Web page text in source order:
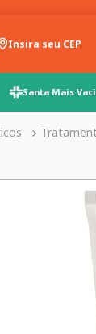
Insira seu CEP
Santa Mais